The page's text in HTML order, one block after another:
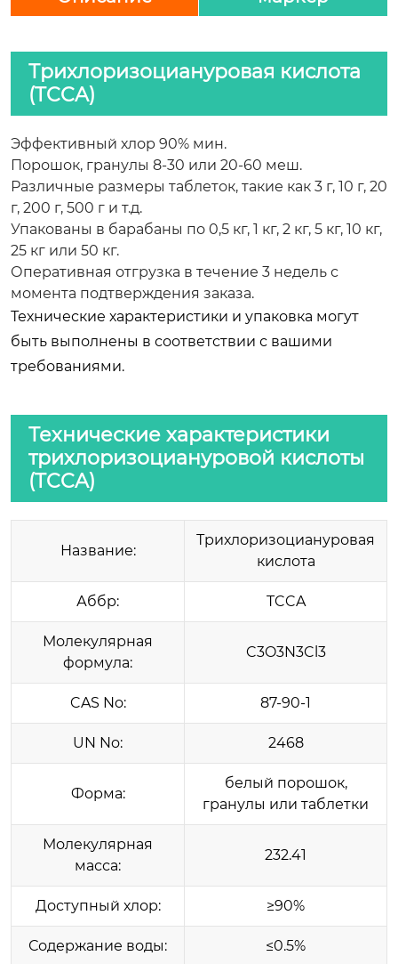
Трихлоризоциануровая кислота
(TCCA)
Эффективный хлор 90% мин.
Порошок, гранулы 8-30 или 20-60 меш.
Различные размеры таблеток, такие как 3 г, 10 г, 20
г, 200 г, 500 г и т.д.
Упакованы в барабаны по 0,5 кг, 1 кг, 2 кг, 5 кг, 10 кг,
25 кг или 50 кг.
Оперативная отгрузка в течение 3 недель с
момента подтверждения заказа.
Технические характеристики и упаковка могут
быть выполнены в соответствии с вашими
требованиями.
Технические характеристики
трихлоризоциануровой кислоты
(TCCA)
Название:
Трихлоризоциануровая
кислота
Аббр: TCCA
Молекулярная
формула:
C3O3N3Cl3
CAS No: 87-90-1
UN No: 2468
Форма:
белый порошок,
гранулы или таблетки
Молекулярная
масса:
232.41
Доступный хлор: ≥90%
Содержание воды: ≤0.5%